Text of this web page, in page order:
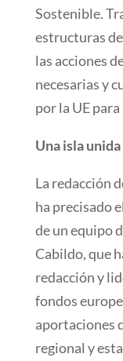
Sostenible.
estructuras
las acciones
necesarias y
por la UE
Una isla
La redacción
ha precisado
de un equipo
Cabildo, que
redacción y
fondos
aportaciones
regional y